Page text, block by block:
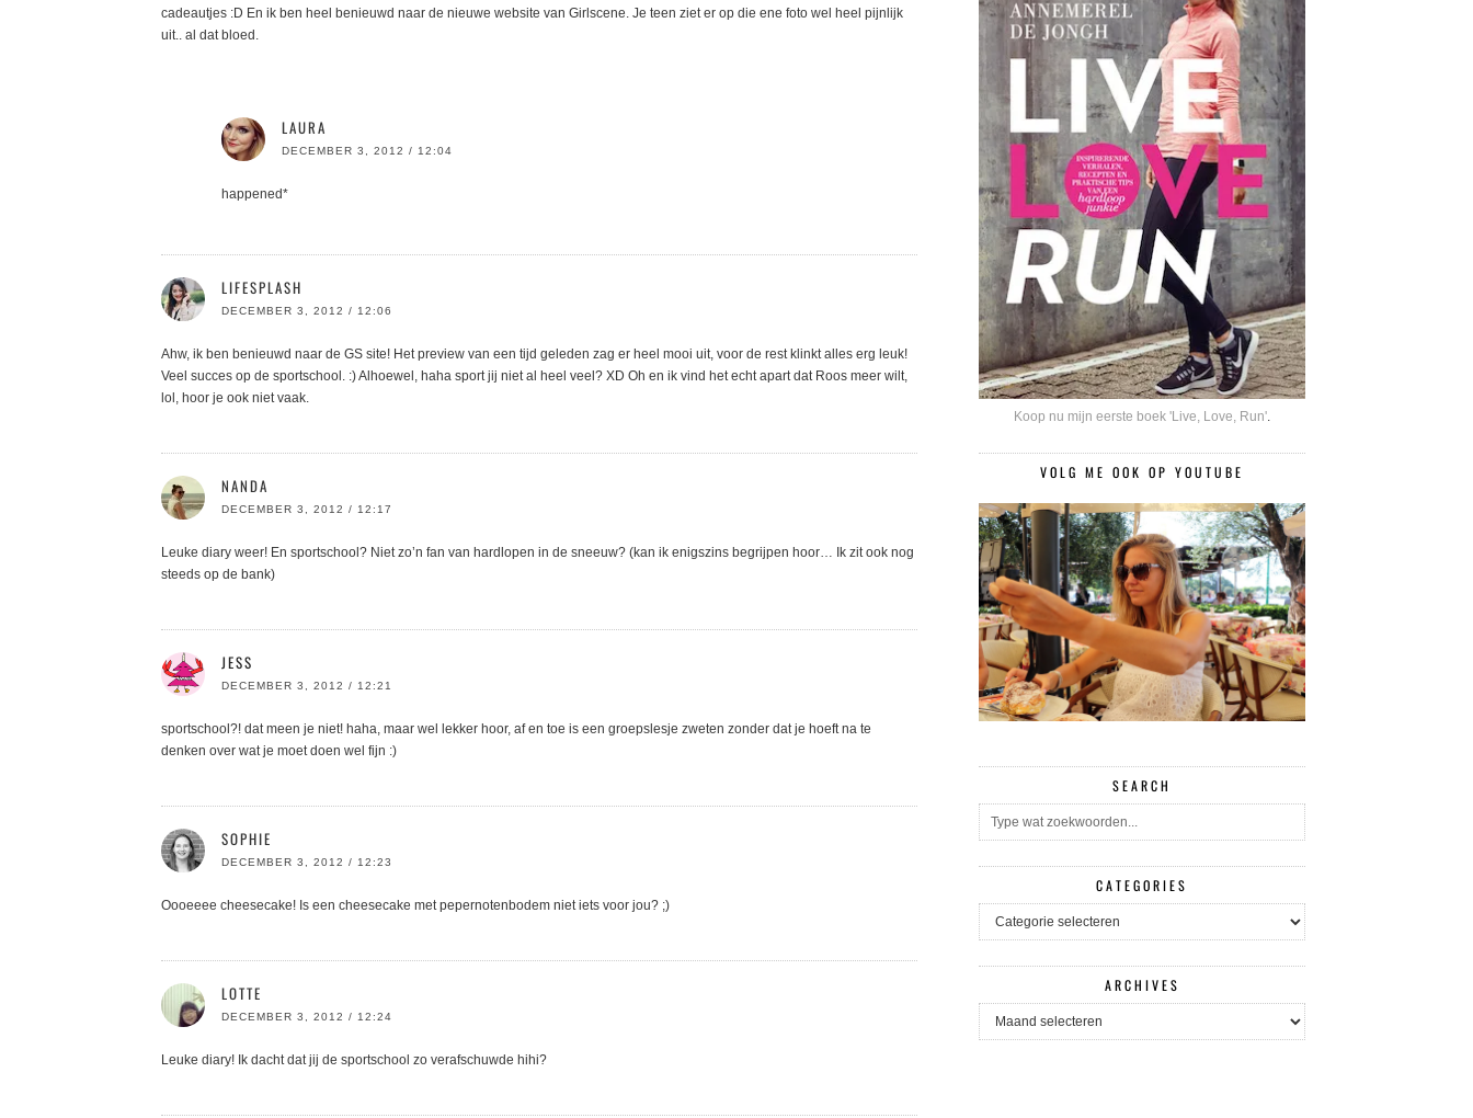
cadeautjes :D En ik ben heel benieuwd naar de nieuwe website van Girlscene. Je teen ziet er op die ene foto wel heel pijnlijk
uit.. al dat bloed.
LAURA
DECEMBER 3, 2012 / 12:04
happened*
LIFESPLASH
DECEMBER 3, 2012 / 12:06
Ahw, ik ben benieuwd naar de GS site! Het preview van een tijd geleden zag er heel mooi uit, voor de rest klinkt alles erg leuk!
Veel succes op de sportschool. :) Alhoewel, haha sport jij niet al heel veel? XD Oh en ik vind het echt apart dat Roos meer wilt,
lol, hoor je ook niet vaak.
NANDA
DECEMBER 3, 2012 / 12:17
Leuke diary weer! En sportschool? Niet zo’n fan van hardlopen in de sneeuw? (kan ik enigszins begrijpen hoor… Ik zit ook nog
steeds op de bank)
JESS
DECEMBER 3, 2012 / 12:21
sportschool?! dat meen je niet! haha, maar wel lekker hoor, af en toe is een groepslesje zweten zonder dat je hoeft na te
denken over wat je moet doen wel fijn :)
SOPHIE
DECEMBER 3, 2012 / 12:23
Oooeeee cheesecake! Is een cheesecake met pepernotenbodem niet iets voor jou? ;)
LOTTE
DECEMBER 3, 2012 / 12:24
Leuke diary! Ik dacht dat jij de sportschool zo verafschuwde hihi?
Koop nu mijn eerste boek 'Live, Love, Run'.
VOLG ME OOK OP YOUTUBE
SEARCH
CATEGORIES
CATEGORIES
ARCHIVES
ARCHIVES